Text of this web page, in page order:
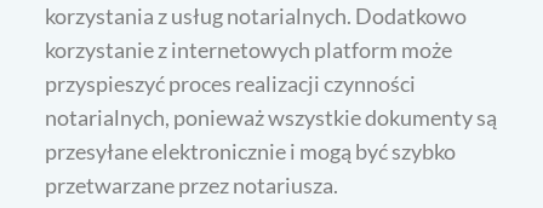
korzystania z usług notarialnych. Dodatkowo
korzystanie z internetowych platform może
przyspieszyć proces realizacji czynności
notarialnych, ponieważ wszystkie dokumenty są
przesyłane elektronicznie i mogą być szybko
przetwarzane przez notariusza.